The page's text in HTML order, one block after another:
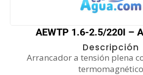
AEWTP 1.6-2.5/220I –
Descripción
Arrancador a tensión plena
termomagnético